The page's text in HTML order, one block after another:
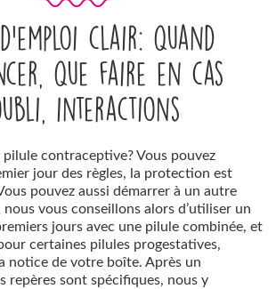
clair: quand
que faire en cas
interactions
contraceptive? Vous pouvez
jour des règles, la protection est
pouvez aussi démarrer à un autre
vous conseillons alors d’utiliser un
jours avec une pilule combinée, et
certaines pilules progestatives,
notice de votre boîte. Après un
repères sont spécifiques, nous y